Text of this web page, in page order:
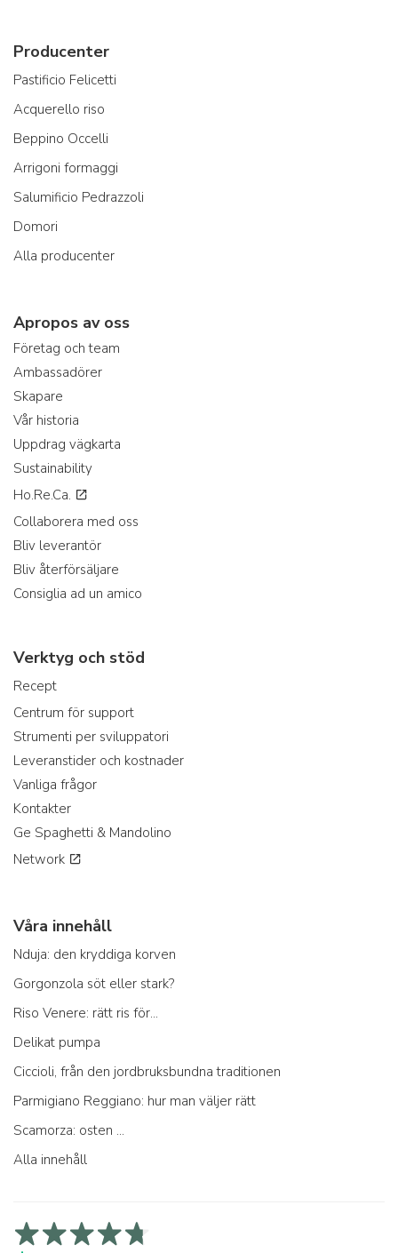
Producenter
Pastificio Felicetti
Acquerello riso
Beppino Occelli
Arrigoni formaggi
Salumificio Pedrazzoli
Domori
Alla producenter
Apropos av oss
Företag och team
Ambassadörer
Skapare
Vår historia
Uppdrag vägkarta
Sustainability
Ho.Re.Ca.
Collaborera med oss
Bliv leverantör
Bliv återförsäljare
Consiglia ad un amico
Verktyg och stöd
Recept
Centrum för support
Strumenti per sviluppatori
Leveranstider och kostnader
Vanliga frågor
Kontakter
Ge Spaghetti & Mandolino
Network
Våra innehåll
Nduja: den kryddiga korven
Gorgonzola söt eller stark?
Riso Venere: rätt ris för...
Delikat pumpa
Ciccioli, från den jordbruksbundna traditionen
Parmigiano Reggiano: hur man väljer rätt
Scamorza: osten ...
Alla innehåll